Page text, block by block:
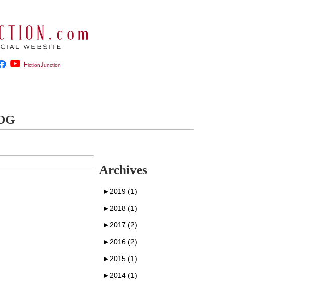
FictionJunction
Archives
► 2019 (1)
► 2018 (1)
► 2017 (2)
► 2016 (2)
► 2015 (1)
► 2014 (1)